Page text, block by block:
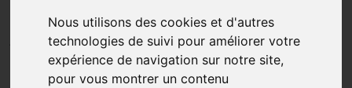
Nous utilisons des cookies et d'autres
technologies de suivi pour améliorer votre
expérience de navigation sur notre site,
pour vous montrer un contenu
A-Derma Protect Kids Spray
SPF 50+ 200 ml